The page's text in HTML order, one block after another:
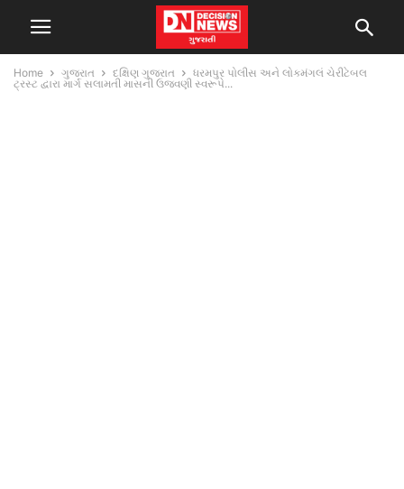
Home ગુજરાત દક્ષિણ ગુજરાત
ધરમપુર પોલીસ અને લોકમંગલં ચેરીટેબલ
ટ્રસ્ટ દ્વારા માર્ગ સલામતી માસની ઉજવણી સ્વરૂપે...